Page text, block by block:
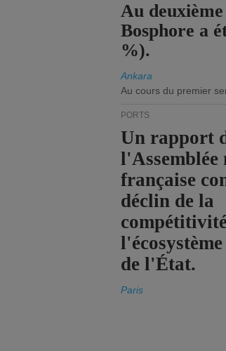
Au
Bosphore a
%).
Ankara
Au cours du premier
PORTS
Un rapport
l'Assemblée
française
déclin de la
de l'État.
Paris